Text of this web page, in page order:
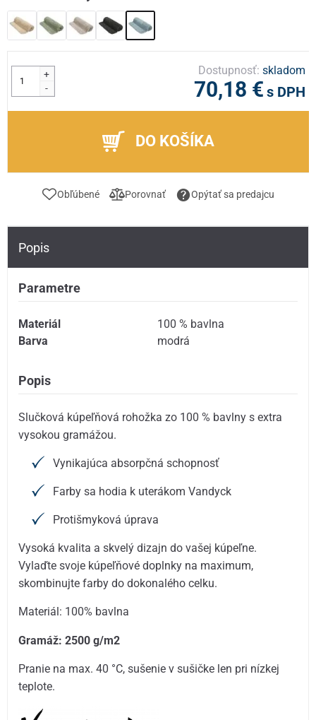
+
-
Dostupnosť:skladom
70,18 € s DPH
DO KOŠÍKA
Obľúbené Porovnať Opýtať sa predajcu
Popis
Parametre
Materiál
100 % bavlna
Barva
modrá
Popis
Slučková kúpeľňová rohožka zo 100 % bavlny s extra
vysokou gramážou.
Vynikajúca absorpčná schopnosť
Farby sa hodia k uterákom Vandyck
Protišmyková úprava
Vysoká kvalita a skvelý dizajn do vašej kúpeľne.
Vylaďte svoje kúpeľňové doplnky na maximum,
skombinujte farby do dokonalého celku.
Materiál: 100% bavlna
Gramáž: 2500 g/m2
Pranie na max. 40 °C, sušenie v sušičke len pri nízkej
teplote.